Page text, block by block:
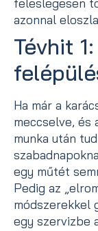
azonnal
Tévhit
Ha már a
meccselve, és
munka után
egy műtét
Pedig az
módszerekkel
egy szervizbe